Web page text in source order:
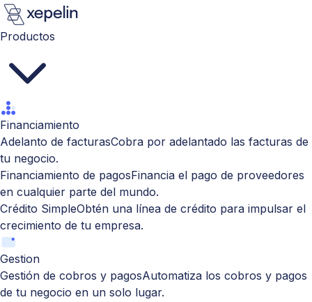
Productos
Financiamiento
Adelanto de facturasCobra por adelantado las facturas de
tu negocio.
Financiamiento de pagosFinancia el pago de proveedores
en cualquier parte del mundo.
Crédito SimpleObtén una línea de crédito para impulsar el
crecimiento de tu empresa.
Gestion
Gestión de cobros y pagosAutomatiza los cobros y pagos
de tu negocio en un solo lugar.